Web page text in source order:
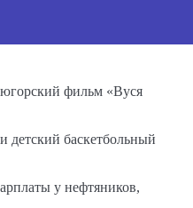
фильм «Вуся
детский баскетбольный
у нефтяников,